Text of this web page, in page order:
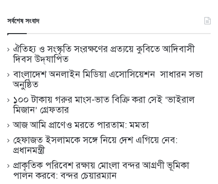
সর্বশেষ সংবাদ
ঐতিহ্য ও সংস্কৃতি সংরক্ষণের প্রত্যয়ে কুবিতে আদিবাসী
দিবস উদ্‌যাপিত
বাংলাদেশ অনলাইন মিডিয়া এসোসিয়েশন সাধারন সভা
অনুষ্ঠিত
১০০ টাকায় গরুর মাংস-ভাত বিক্রি করা সেই ‘ভাইরাল
মিজান’ গ্রেফতার
আজ আমি প্রাণেও মরতে পারতাম: মমতা
হেফাজত ইসলামকে সঙ্গে নিয়ে দেশ এগিয়ে নেব:
প্রধানমন্ত্রী
প্রাকৃতিক পরিবেশ রক্ষায় মোংলা বন্দর আগ্রণী ভূমিকা
পালন করবে: বন্দর চেয়ারম্যান